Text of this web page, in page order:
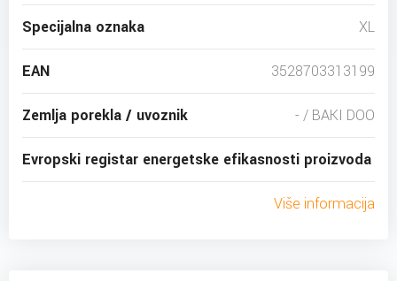
Specijalna oznaka XL
EAN 3528703313199
Zemlja porekla / uvoznik - / BAKI DOO
Evropski registar energetske efikasnosti proizvoda
Više informacija